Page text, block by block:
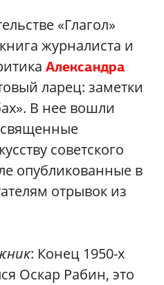
«Глагол»
журналиста и
Александра
ларец: заметки
В нее вошли
советского
опубликованные в
отрывок из
: Конец 1950-х
Оскар Рабин, это